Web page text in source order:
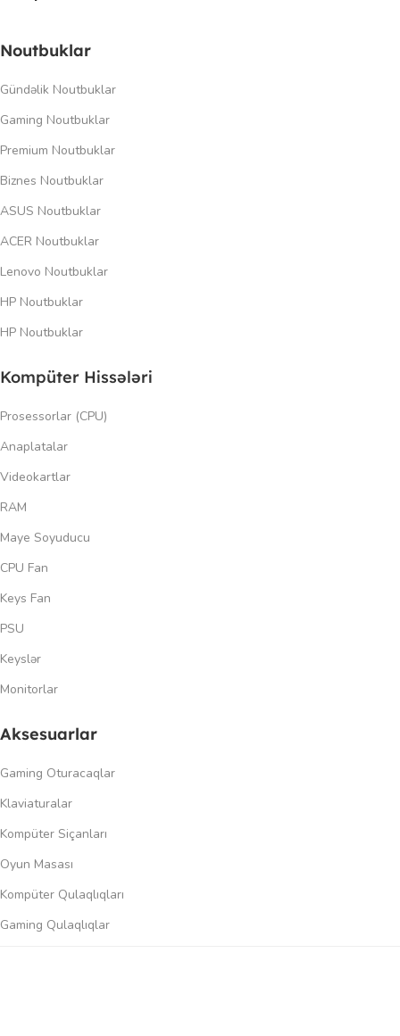
Noutbuklar
Gündəlik Noutbuklar
Gaming Noutbuklar
Premium Noutbuklar
Biznes Noutbuklar
ASUS Noutbuklar
ACER Noutbuklar
Lenovo Noutbuklar
HP Noutbuklar
HP Noutbuklar
Kompüter Hissələri
Prosessorlar (CPU)
Anaplatalar
Videokartlar
RAM
Maye Soyuducu
CPU Fan
Keys Fan
PSU
Keyslər
Monitorlar
Aksesuarlar
Gaming Oturacaqlar
Klaviaturalar
Kompüter Siçanları
Oyun Masası
Kompüter Qulaqlıqları
Gaming Qulaqlıqlar